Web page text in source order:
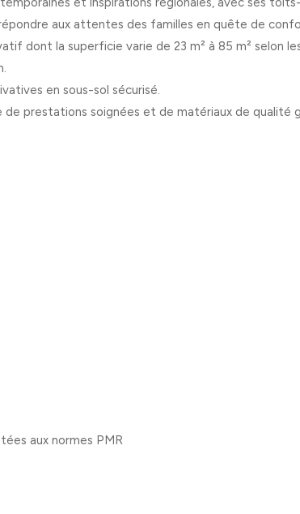
aux attentes des familles en quête de
dont la superficie varie de 23 m² à 85 m² selon
en sous-sol sécurisé.
prestations soignées et de matériaux de
aux normes PMR